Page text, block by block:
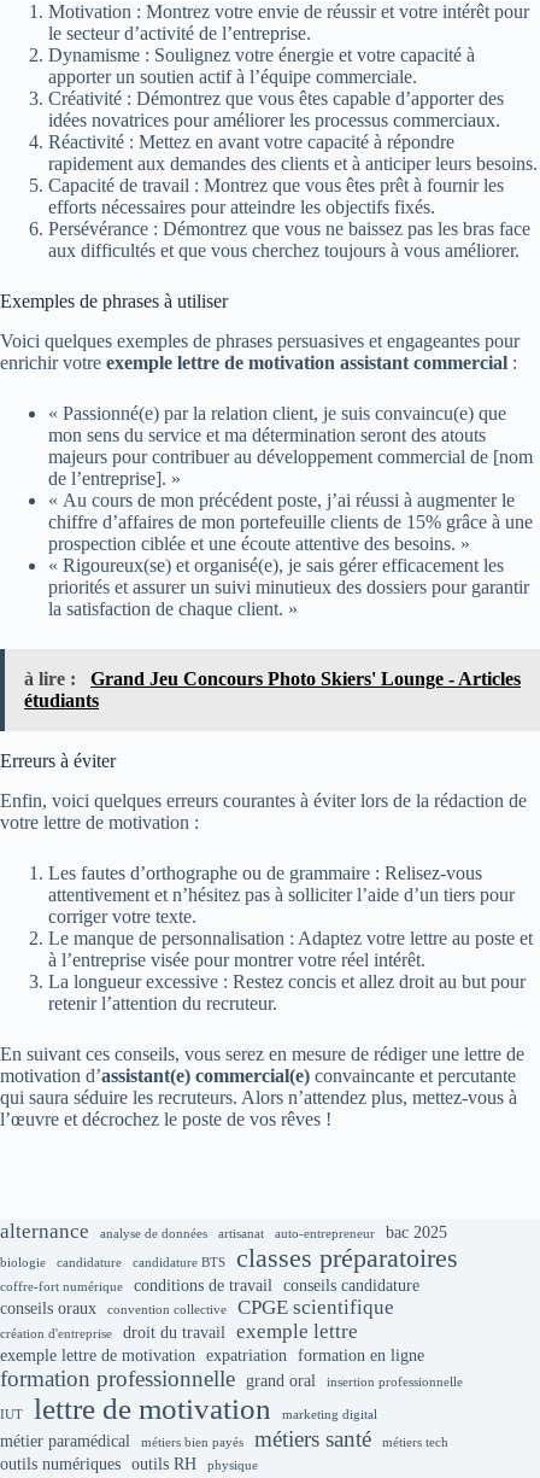
Motivation : Montrez votre envie de réussir et votre intérêt pour
le secteur d’activité de l’entreprise.
Dynamisme : Soulignez votre énergie et votre capacité à
apporter un soutien actif à l’équipe commerciale.
Créativité : Démontrez que vous êtes capable d’apporter des
idées novatrices pour améliorer les processus commerciaux.
Réactivité : Mettez en avant votre capacité à répondre
rapidement aux demandes des clients et à anticiper leurs besoins.
Capacité de travail : Montrez que vous êtes prêt à fournir les
efforts nécessaires pour atteindre les objectifs fixés.
Persévérance : Démontrez que vous ne baissez pas les bras face
aux difficultés et que vous cherchez toujours à vous améliorer.
Exemples de phrases à utiliser
Voici quelques exemples de phrases persuasives et engageantes pour
enrichir votre exemple lettre de motivation assistant commercial :
« Passionné(e) par la relation client, je suis convaincu(e) que
mon sens du service et ma détermination seront des atouts
majeurs pour contribuer au développement commercial de [nom
de l’entreprise]. »
« Au cours de mon précédent poste, j’ai réussi à augmenter le
chiffre d’affaires de mon portefeuille clients de 15% grâce à une
prospection ciblée et une écoute attentive des besoins. »
« Rigoureux(se) et organisé(e), je sais gérer efficacement les
priorités et assurer un suivi minutieux des dossiers pour garantir
la satisfaction de chaque client. »
à lire :
Grand Jeu Concours Photo Skiers' Lounge - Articles
étudiants
Erreurs à éviter
Enfin, voici quelques erreurs courantes à éviter lors de la rédaction de
votre lettre de motivation :
Les fautes d’orthographe ou de grammaire : Relisez-vous
attentivement et n’hésitez pas à solliciter l’aide d’un tiers pour
corriger votre texte.
Le manque de personnalisation : Adaptez votre lettre au poste et
à l’entreprise visée pour montrer votre réel intérêt.
La longueur excessive : Restez concis et allez droit au but pour
retenir l’attention du recruteur.
En suivant ces conseils, vous serez en mesure de rédiger une lettre de
motivation d’assistant(e) commercial(e) convaincante et percutante
qui saura séduire les recruteurs. Alors n’attendez plus, mettez-vous à
l’œuvre et décrochez le poste de vos rêves !
alternance analyse de données artisanat auto-entrepreneur bac 2025
biologie candidature candidature BTS classes préparatoires
coffre-fort numérique conditions de travail conseils candidature
conseils oraux
convention collective CPGE scientifique
création d'entreprise droit du travail exemple lettre
exemple lettre de motivation expatriation formation en ligne
formation professionnelle grand oral insertion professionnelle
IUT lettre de motivation marketing digital
métier paramédical métiers bien payés métiers santé métiers tech
outils numériques outils RH physique